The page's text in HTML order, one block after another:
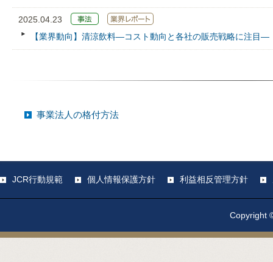
2025.04.23
【業界動向】清涼飲料―コスト動向と各社の販売戦略に注目―
事業法人の格付方法
JCR行動規範 個人情報保護方針 利益相反管理方針
Copyright